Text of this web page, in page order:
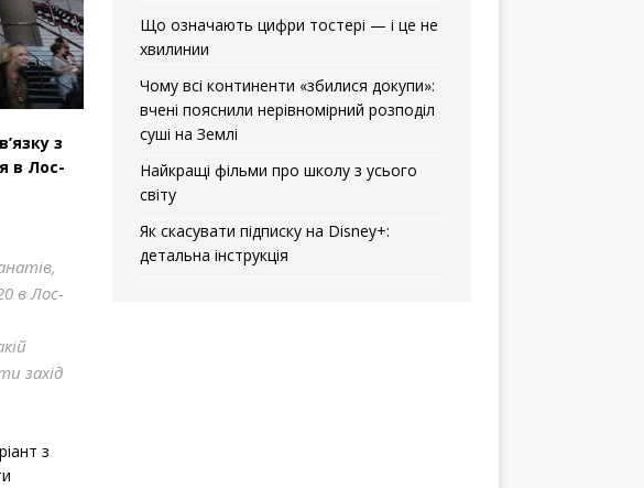
з
в Лос-
в Лос-
захід
з
Що означають цифри тостері — і це не
хвилинии
Чому всі континенти «збилися докупи»:
вчені пояснили нерівномірний розподіл
суші на Землі
Найкращі фільми про школу з усього
світу
Як скасувати підписку на Disney+:
детальна інструкція